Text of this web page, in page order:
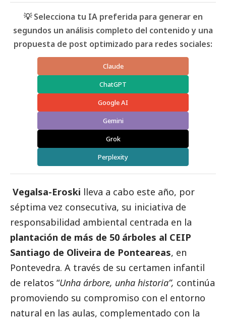
💡 Selecciona tu IA preferida para generar en
segundos un análisis completo del contenido y una
propuesta de post optimizado para redes sociales:
Claude
ChatGPT
Google AI
Gemini
Grok
Perplexity
Vegalsa-Eroski lleva a cabo este año, por
séptima vez consecutiva, su iniciativa de
responsabilidad ambiental centrada en la
plantación de más de 50 árboles al CEIP
Santiago de Oliveira de Ponteareas, en
Pontevedra. A través de su certamen infantil
de relatos “Unha árbore, unha historia”, continúa
promoviendo su compromiso con el entorno
natural en las aulas, complementado con la